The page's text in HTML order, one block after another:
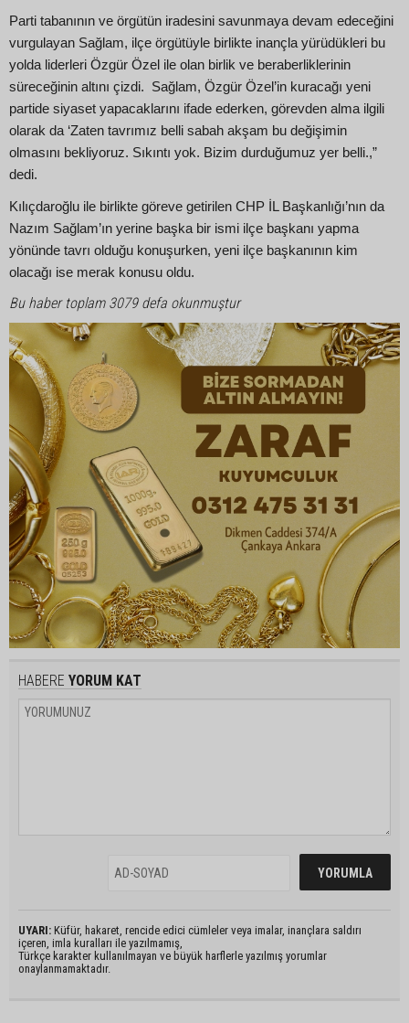
Parti tabanının ve örgütün iradesini savunmaya devam edeceğini
vurgulayan Sağlam, ilçe örgütüyle birlikte inançla yürüdükleri bu
yolda liderleri Özgür Özel ile olan birlik ve beraberliklerinin
süreceğinin altını çizdi. Sağlam, Özgür Özel’in kuracağı yeni
partide siyaset yapacaklarını ifade ederken, görevden alma ilgili
olarak da ‘Zaten tavrımız belli sabah akşam bu değişimin
olmasını bekliyoruz. Sıkıntı yok. Bizim durduğumuz yer belli.,”
dedi.
Kılıçdaroğlu ile birlikte göreve getirilen CHP İL Başkanlığı’nın da
Nazım Sağlam’ın yerine başka bir ismi ilçe başkanı yapma
yönünde tavrı olduğu konuşurken, yeni ilçe başkanının kim
olacağı ise merak konusu oldu.
Bu haber toplam 3079 defa okunmuştur
HABERE YORUM KAT
UYARI: Küfür, hakaret, rencide edici cümleler veya imalar, inançlara saldırı
içeren, imla kuralları ile yazılmamış,
Türkçe karakter kullanılmayan ve büyük harflerle yazılmış yorumlar
onaylanmamaktadır.